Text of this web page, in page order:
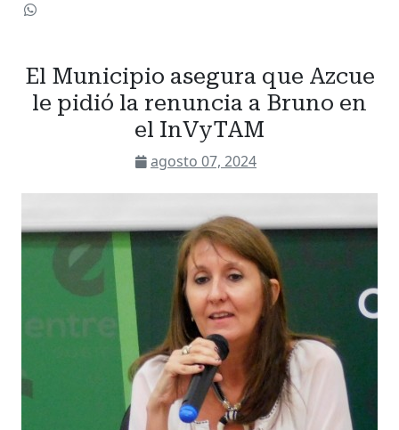
El Municipio asegura que Azcue
le pidió la renuncia a Bruno en
el InVyTAM
agosto 07, 2024